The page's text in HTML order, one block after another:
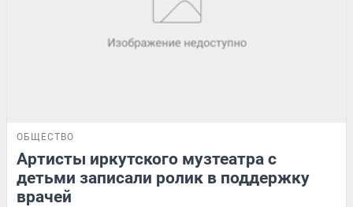
ОБЩЕСТВО
Артисты иркутского музтеатра с
детьми записали ролик в поддержку
врачей